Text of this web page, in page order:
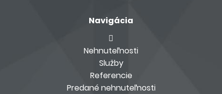
Navigácia
Nehnuteľnosti
Služby
Referencie
Predané nehnuteľnosti